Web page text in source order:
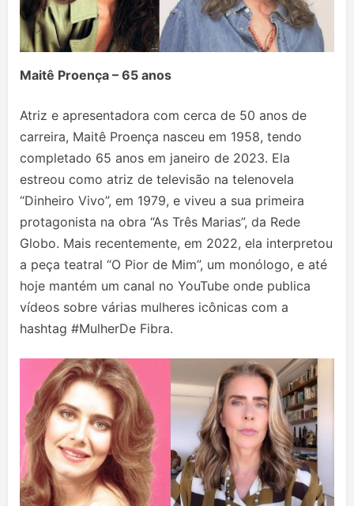
Maitê Proença – 65 anos
Atriz e apresentadora com cerca de 50 anos de
carreira, Maitê Proença nasceu em 1958, tendo
completado 65 anos em janeiro de 2023. Ela
estreou como atriz de televisão na telenovela
“Dinheiro Vivo”, em 1979, e viveu a sua primeira
protagonista na obra “As Três Marias”, da Rede
Globo. Mais recentemente, em 2022, ela interpretou
a peça teatral “O Pior de Mim”, um monólogo, e até
hoje mantém um canal no YouTube onde publica
vídeos sobre várias mulheres icônicas com a
hashtag #MulherDe Fibra.